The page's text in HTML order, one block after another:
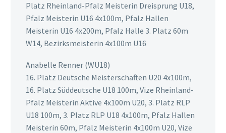
Platz Rheinland-Pfalz Meisterin Dreisprung U18,
Pfalz Meisterin U16 4x100m, Pfalz Hallen
Meisterin U16 4x200m, Pfalz Halle 3. Platz 60m
W14, Bezirksmeisterin 4x100m U16
Anabelle Renner (WU18)
16. Platz Deutsche Meisterschaften U20 4x100m,
16. Platz Süddeutsche U18 100m, Vize Rheinland-
Pfalz Meisterin Aktive 4x100m U20, 3. Platz RLP
U18 100m, 3. Platz RLP U18 4x100m, Pfalz Hallen
Meisterin 60m, Pfalz Meisterin 4x100m U20, Vize